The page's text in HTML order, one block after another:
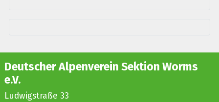
Deutscher Alpenverein Sektion Worms
e.V.
Ludwigstraße 33